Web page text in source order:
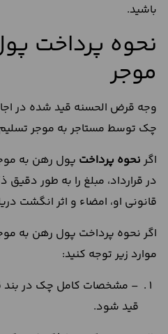
باشید.
نحوه پرداخت
موجر
وجه قرض الحسنه قید شده در
چک توسط مستاجر به موجر
اگر نحوه پرداخت پول رهن به
در قرارداد، مبلغ را به طور دقیق
قانونی او، امضاء و اثر انگشت
اگر نحوه پرداخت پول رهن به
موارد زیر توجه کنید:
– مشخصات کامل چک در بند
قید شود.